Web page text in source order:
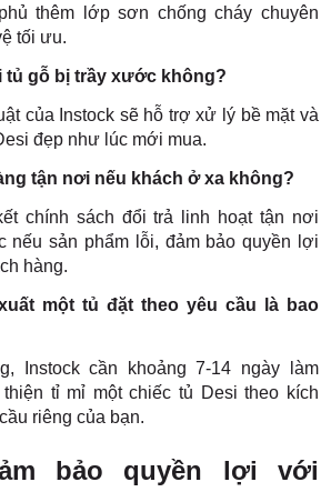
thêm lớp sơn chống cháy chuyên
tối ưu.
tủ gỗ bị trầy xước không?
của Instock sẽ hỗ trợ xử lý bề mặt và
đẹp như lúc mới mua.
tận nơi nếu khách ở xa không?
chính sách đổi trả linh hoạt tận nơi
nếu sản phẩm lỗi, đảm bảo quyền lợi
hàng.
một tủ đặt theo yêu cầu là bao
Instock cần khoảng 7-14 ngày làm
tỉ mỉ một chiếc tủ Desi theo kích
riêng của bạn.
bảo quyền lợi với